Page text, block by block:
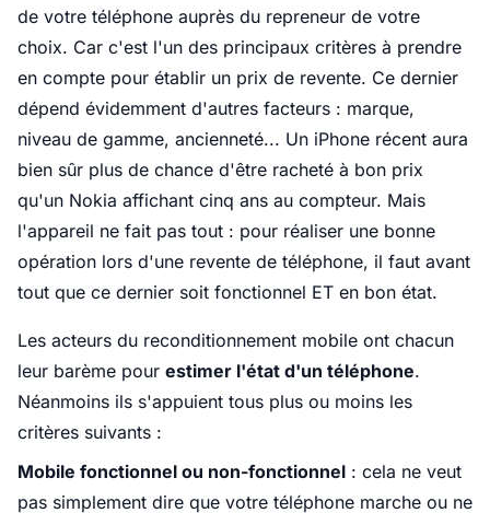
de votre téléphone auprès du repreneur de votre
choix. Car c'est l'un des principaux critères à prendre
en compte pour établir un prix de revente. Ce dernier
dépend évidemment d'autres facteurs : marque,
niveau de gamme, ancienneté... Un iPhone récent aura
bien sûr plus de chance d'être racheté à bon prix
qu'un Nokia affichant cinq ans au compteur. Mais
l'appareil ne fait pas tout : pour réaliser une bonne
opération lors d'une revente de téléphone, il faut avant
tout que ce dernier soit fonctionnel ET en bon état.
Les acteurs du reconditionnement mobile ont chacun
leur barème pour estimer l'état d'un téléphone.
Néanmoins ils s'appuient tous plus ou moins les
critères suivants :
Mobile fonctionnel ou non-fonctionnel : cela ne veut
pas simplement dire que votre téléphone marche ou ne